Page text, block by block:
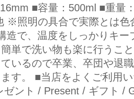
■容量：500ml ■重量
※照明の具合で実際とは色
造で、温度をしっかりキ
単で洗い物も楽に行うこ
いるので卒業、卒団や退
す。 ■当店をよくご利用
ゼント / Present / ギフト /